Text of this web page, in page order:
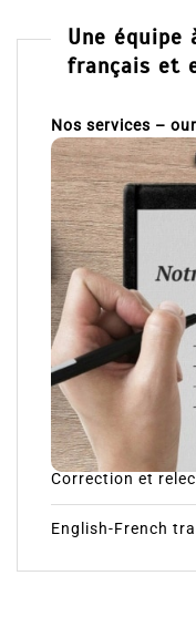
Une équipe
français et
Nos services –
Correction et
English-French